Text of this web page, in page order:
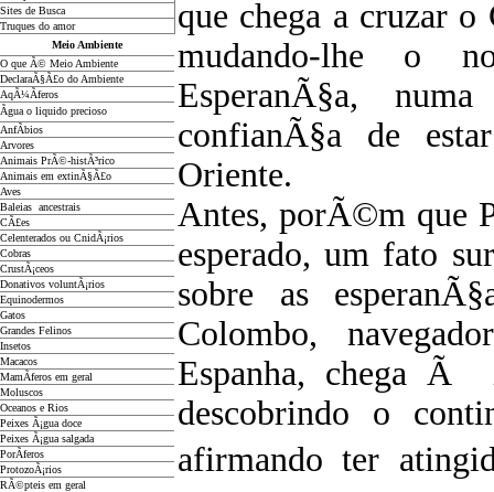
Sites de Busca
Truques do amor
Meio Ambiente
O que Ã© Meio Ambiente
DeclaraÃ§Ã£o do Ambiente
AqÃ¼Ã­feros
Ãgua o liquido precioso
AnfÃ­bios
Arvores
Animais PrÃ©-histÃ³rico
Animais em extinÃ§Ã£o
Aves
Baleias ancestrais
CÃ£es
Celenterados ou CnidÃ¡rios
Cobras
CrustÃ¡ceos
Donativos voluntÃ¡rios
Equinodermos
Gatos
Grandes Felinos
Insetos
Macacos
MamÃ­feros em geral
Moluscos
Oceanos e Rios
Peixes Ã¡gua doce
Peixes Ã¡gua salgada
PorÃ­feros
ProtozoÃ¡rios
RÃ©pteis em geral
que chega a cruzar o
mudando-lhe o
EsperanÃ§a,
confianÃ§a de
Oriente.
Antes, porÃ©m que
esperado, um fato
sobre as
Colombo,
Espanha, chega Ã
descobrindo o
afirmando ter